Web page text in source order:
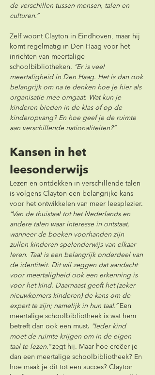
de verschillen tussen mensen, talen en
culturen.”
Zelf woont Clayton in Eindhoven, maar hij
komt regelmatig in Den Haag voor het
inrichten van meertalige
schoolbibliotheken. “Er is veel
meertaligheid in Den Haag. Het is dan ook
belangrijk om na te denken hoe je hier als
organisatie mee omgaat. Wat kun je
kinderen bieden in de klas of op de
kinderopvang? En hoe geef je de ruimte
aan verschillende nationaliteiten?”
Kansen in het
leesonderwijs
Lezen en ontdekken in verschillende talen
is volgens Clayton een belangrijke kans
voor het ontwikkelen van meer leesplezier.
“Van de thuistaal tot het Nederlands en
andere talen waar interesse in ontstaat,
wanneer de boeken voorhanden zijn
zullen kinderen spelenderwijs van elkaar
leren. Taal is een belangrijk onderdeel van
de identiteit. Dit wil zeggen dat aandacht
voor meertaligheid ook een erkenning is
voor het kind. Daarnaast geeft het (zeker
nieuwkomers kinderen) de kans om de
expert te zijn; namelijk in hun taal.” Een
meertalige schoolbibliotheek is wat hem
betreft dan ook een must. “Ieder kind
moet de ruimte krijgen om in de eigen
taal te lezen.” zegt hij. Maar hoe creëer je
dan een meertalige schoolbibliotheek? En
hoe maak je dit tot een succes? Clayton